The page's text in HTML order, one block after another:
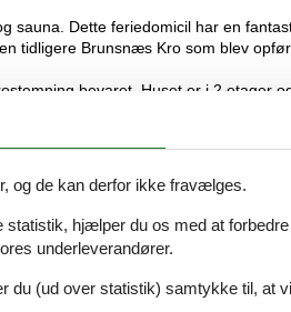
sauna. Dette feriedomicil har en
tidligere Brunsnæs Kro som blev
bevaret. Huset er i 2 etager
et stort spabad,
brændeovn og store
mod vandet, så man kan nyde
Der er et kølerum på ca. 5 m2 i
og i den anden stue står billardbord. I
og bordfodbold. I stueetagen
2 enkeltsenge. 3 badeværelser samt 3
og 1 værelse med 2
hvorfra man ligeledes kan nyde
og de kan derfor ikke fravælges.
hjælper du os med at
underleverandører.
du (ud over statistik) samtykke til, at